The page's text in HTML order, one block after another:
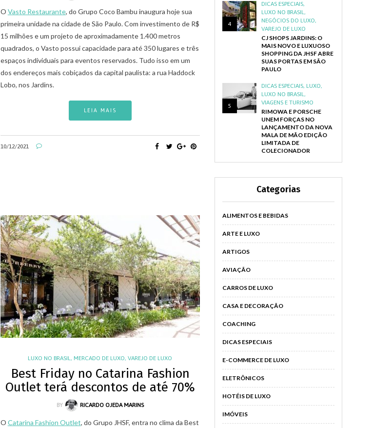
O Vasto Restaurante, do Grupo Coco Bambu inaugura hoje sua
primeira unidade na cidade de São Paulo. Com investimento de R$
15 milhões e um projeto de aproximadamente 1.400 metros
quadrados, o Vasto possui capacidade para até 350 lugares e três
espaços individuais para eventos reservados. Tudo isso em um
dos endereços mais cobiçados da capital paulista: a rua Haddock
Lobo, nos Jardins.
LEIA MAIS
10/12/2021
LUXO NO BRASIL ,MERCADO DE LUXO,VAREJO DE LUXO
Best Friday no Catarina Fashion
Outlet terá descontos de até 70%
BY RICARDO OJEDA MARINS
O Catarina Fashion Outlet, do Grupo JHSF, entra no clima da Best
4
DICAS ESPECIAIS,
LUXO NO BRASIL,
NEGÓCIOS DO LUXO,
VAREJO DE LUXO
CJ SHOPS JARDINS: O
MAIS NOVO E LUXUOSO
SHOPPING DA JHSF ABRE
SUAS PORTAS EM SÃO
PAULO
5
DICAS ESPECIAIS, LUXO,
LUXO NO BRASIL,
VIAGENS E TURISMO
RIMOWA E PORSCHE
UNEM FORÇAS NO
LANÇAMENTO DA NOVA
MALA DE MÃO EDIÇÃO
LIMITADA DE
COLECIONADOR
Categorias
ALIMENTOS E BEBIDAS
ARTE E LUXO
ARTIGOS
AVIAÇÃO
CARROS DE LUXO
CASA E DECORAÇÃO
COACHING
DICAS ESPECIAIS
E-COMMERCE DE LUXO
ELETRÔNICOS
HOTÉIS DE LUXO
IMÓVEIS